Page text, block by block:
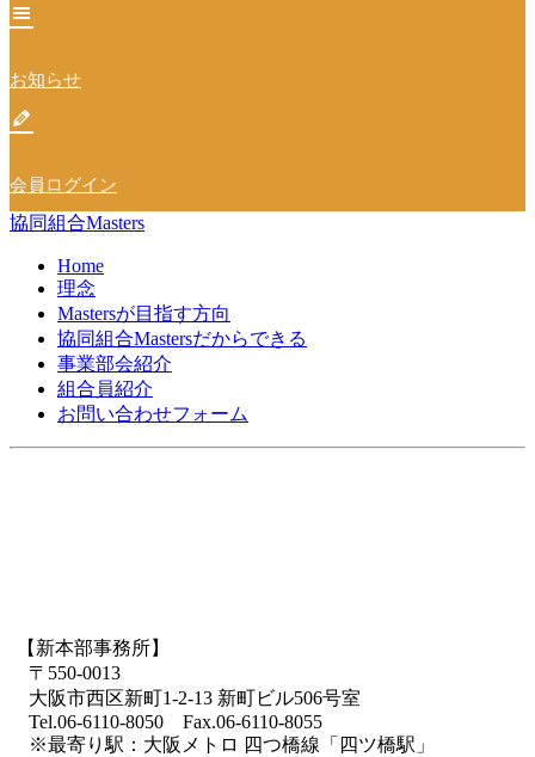
ン
お知らせ
会員ログイン
協同組合Masters
Home
理念
Mastersが目指す方向
協同組合Mastersだからできる
事業部会紹介
組合員紹介
お問い合わせフォーム
【新本部事務所】
〒550-0013
大阪市西区新町1-2-13 新町ビル506号室
Tel.06-6110-8050 Fax.06-6110-8055
※最寄り駅：大阪メトロ 四つ橋線「四ツ橋駅」